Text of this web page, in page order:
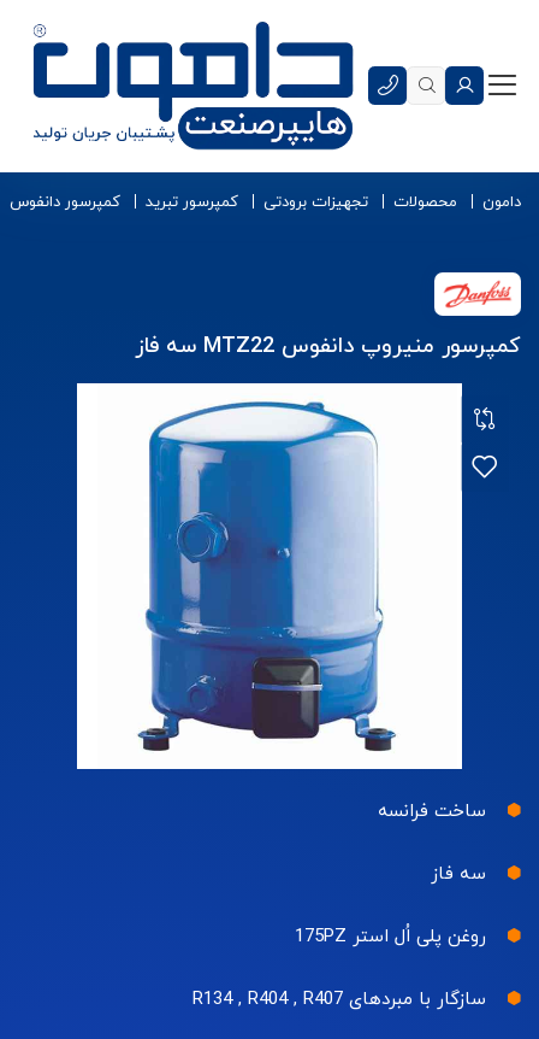
دامون محصولات تجهیزات برودتی کمپرسور تبرید کمپرسور دانفوس
کمپرسور منیروپ دانفوس MTZ22 سه فاز
ساخت فرانسه
سه فاز
روغن پلی اُل استر 175PZ
سازگار با مبردهای R134 , R404 , R407